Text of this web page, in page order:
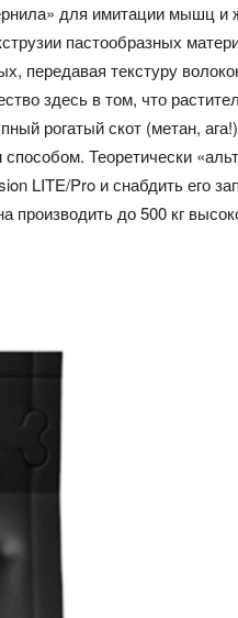
для имитации мышц и
пастообразных
передавая текстуру
здесь в том, что
рогатый скот (метан,
Теоретически
LITE/Pro и снабдить его
производить до 500 кг